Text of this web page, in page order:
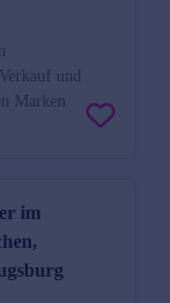
und
Marken
im